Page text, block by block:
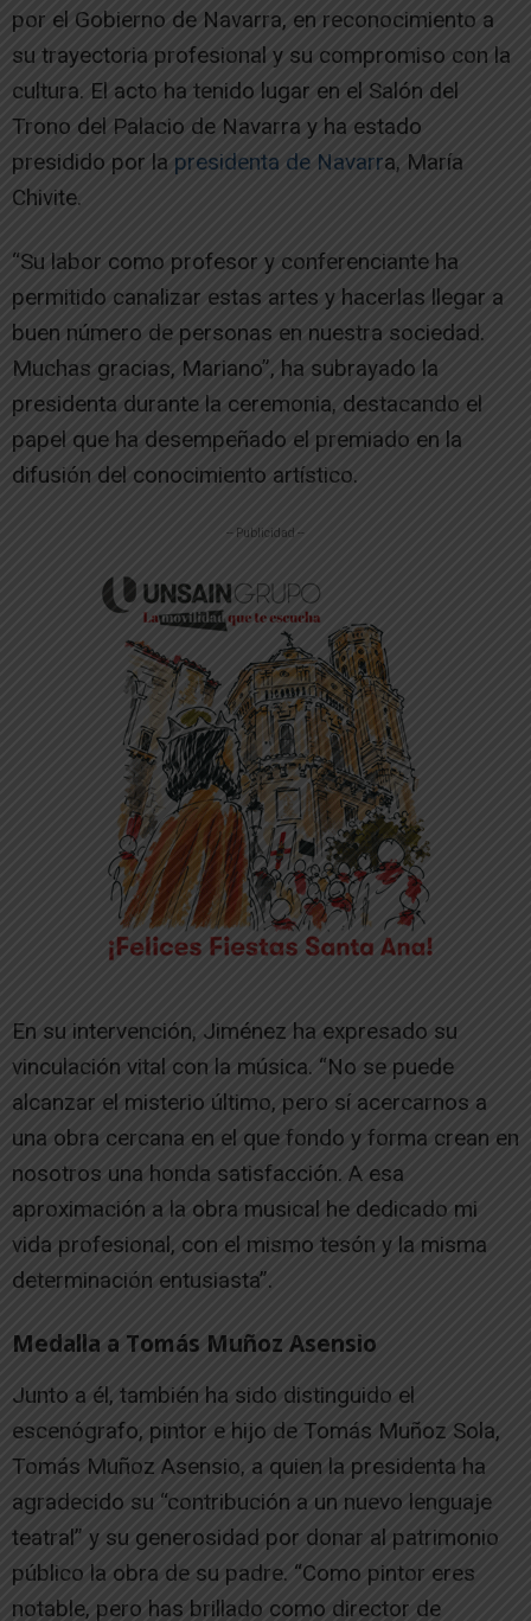
por el Gobierno de Navarra, en reconocimiento a
su trayectoria profesional y su compromiso con la
cultura. El acto ha tenido lugar en el Salón del
Trono del Palacio de Navarra y ha estado
presidido por la presidenta de Navarra, María
Chivite.
“Su labor como profesor y conferenciante ha
permitido canalizar estas artes y hacerlas llegar a
buen número de personas en nuestra sociedad.
Muchas gracias, Mariano”, ha subrayado la
presidenta durante la ceremonia, destacando el
papel que ha desempeñado el premiado en la
difusión del conocimiento artístico.
-- Publicidad --
En su intervención, Jiménez ha expresado su
vinculación vital con la música. “No se puede
alcanzar el misterio último, pero sí acercarnos a
una obra cercana en el que fondo y forma crean en
nosotros una honda satisfacción. A esa
aproximación a la obra musical he dedicado mi
vida profesional, con el mismo tesón y la misma
determinación entusiasta”.
Medalla a Tomás Muñoz Asensio
Junto a él, también ha sido distinguido el
escenógrafo, pintor e hijo de Tomás Muñoz Sola,
Tomás Muñoz Asensio, a quien la presidenta ha
agradecido su “contribución a un nuevo lenguaje
teatral” y su generosidad por donar al patrimonio
público la obra de su padre. “Como pintor eres
notable, pero has brillado como director de